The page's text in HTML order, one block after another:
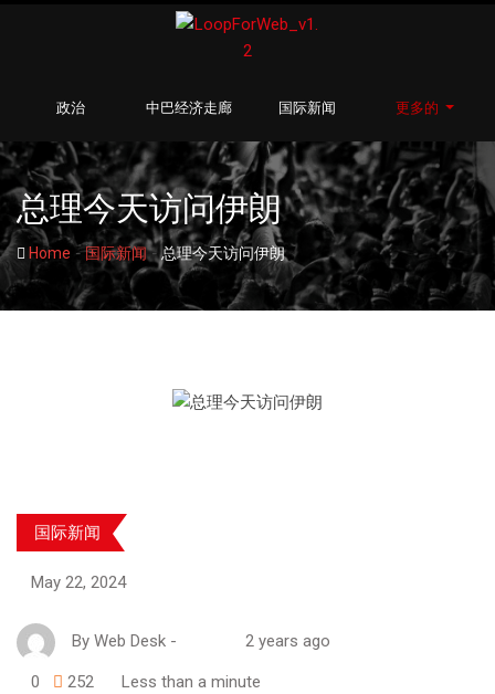
政治 中巴经济走廊 国际新闻 更多的
总理今天访问伊朗
Home -国际新闻-总理今天访问伊朗
国际新闻
May 22, 2024
By Web Desk - 2 years ago
0 252 Less than a minute